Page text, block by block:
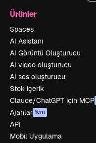
Ürünler
Spaces
AI Asistanı
AI Görüntü Oluşturucu
AI video oluşturucu
AI ses oluşturucu
Stok içerik
Claude/ChatGPT için MCP
Ajanlar Yeni
API
Mobil Uygulama